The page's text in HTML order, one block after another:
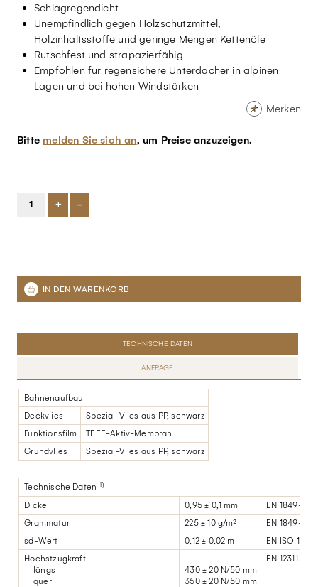
Schlagregendicht
Unempfindlich gegen Holzschutzmittel,
Holzinhaltsstoffe und geringe Mengen Kettenöle
Rutschfest und strapazierfähig
Empfohlen für regensichere Unterdächer in alpinen
Lagen und bei hohen Windstärken
Merken
Bitte melden Sie sich an, um Preise anzuzeigen.
+ -
TECHNISCHE DATEN
ANFRAGE
Bahnenaufbau
Deckvlies
Spezial-Vlies aus PP, schwarz
Funktionsfilm
TEEE-Aktiv-Membran
Grundvlies
Spezial-Vlies aus PP, schwarz
Technische Daten 1)
Dicke 0,95 ± 0,1 mm
EN 1849-2
Grammatur
225 ± 10 g/m²
EN 1849-2
sd-Wert
0,12 ± 0,02 m
EN ISO 12572
Höchstzugkraft
längs
quer
430 ± 20 N/50 mm
350 ± 20 N/50 mm
EN 12311-2